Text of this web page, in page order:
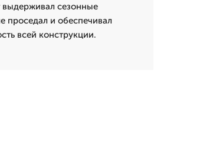
сезонные
проседал и обеспечивал
всей конструкции.